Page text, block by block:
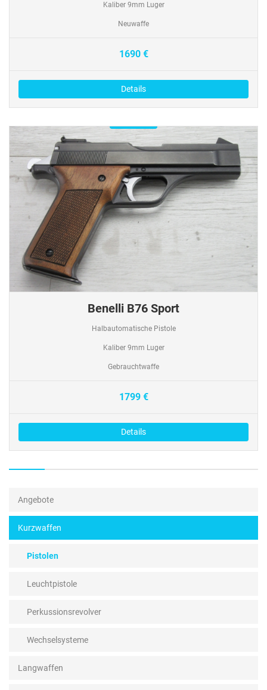
Angebote
Kurzwaffen
Pistolen
Leuchtpistole
Perkussionsrevolver
Wechselsysteme
Langwaffen
Kaliber 9mm Luger
Neuwaffe
1690 €
Details
Benelli B76 Sport
Halbautomatische Pistole
Kaliber 9mm Luger
Gebrauchtwaffe
1799 €
Details